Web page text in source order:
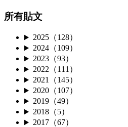
所有貼文
2025（128）
2024（109）
2023（93）
2022（111）
2021（145）
2020（107）
2019（49）
2018（5）
2017（67）